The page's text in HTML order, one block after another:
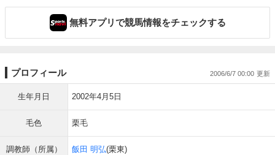
無料アプリで競馬情報をチェックする
プロフィール 2006/6/7 00:00
生年月日 2002年4月5日
毛色 栗毛
調教師（所属） 飯田 明弘(栗東)